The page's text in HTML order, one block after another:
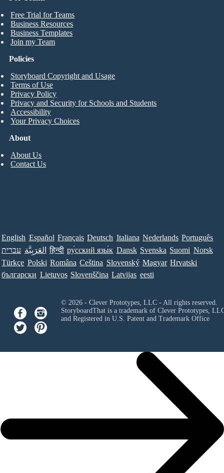
Free Trial for Teams
Business Resources
Business Templates
Join my Team
About
About Us
Contact Us
Policies
Storyboard Copyright and Usage
Terms of Use
Privacy Policy
Privacy and Security for Schools and Students
Accessibility
Your Privacy Choices
English Español Français Deutsch Italiana Nederlands Português
עברית العَرَبِيَّة हिन्दी ру́сский язы́к Dansk Svenska Suomi Norsk
Türkçe Polski Româna Ceština Slovenský Magyar Hrvatski
български Lietuvos Slovenščina Latvijas eesti
© 2026 - Clever Prototypes, LLC - All rights reserved.
StoryboardThat is a trademark of Clever Prototypes,
and Registered in U.S. Patent and Trademark Office